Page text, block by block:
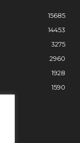
15685
14453
3275
2960
1928
1590